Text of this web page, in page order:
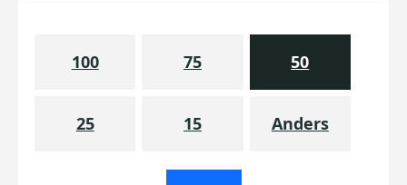
100 75 50
25 15 Anders